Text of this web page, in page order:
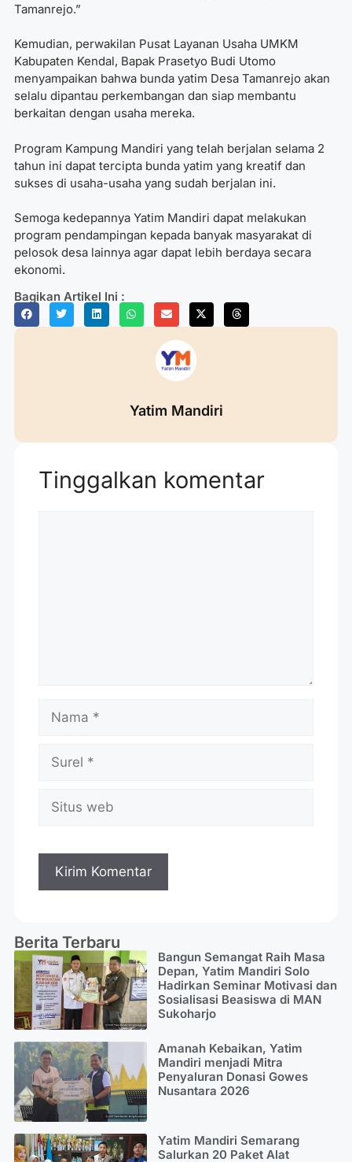
Tamanrejo.”
Kemudian, perwakilan Pusat Layanan Usaha UMKM
Kabupaten Kendal, Bapak Prasetyo Budi Utomo
menyampaikan bahwa bunda yatim Desa Tamanrejo akan
selalu dipantau perkembangan dan siap membantu
berkaitan dengan usaha mereka.
Program Kampung Mandiri yang telah berjalan selama 2
tahun ini dapat tercipta bunda yatim yang kreatif dan
sukses di usaha-usaha yang sudah berjalan ini.
Semoga kedepannya Yatim Mandiri dapat melakukan
program pendampingan kepada banyak masyarakat di
pelosok desa lainnya agar dapat lebih berdaya secara
ekonomi.
Bagikan Artikel Ini :
Yatim Mandiri
Tinggalkan komentar
Berita Terbaru
Bangun Semangat Raih Masa
Depan, Yatim Mandiri Solo
Hadirkan Seminar Motivasi dan
Sosialisasi Beasiswa di MAN
Sukoharjo
Amanah Kebaikan, Yatim
Mandiri menjadi Mitra
Penyaluran Donasi Gowes
Nusantara 2026
Yatim Mandiri Semarang
Salurkan 20 Paket Alat